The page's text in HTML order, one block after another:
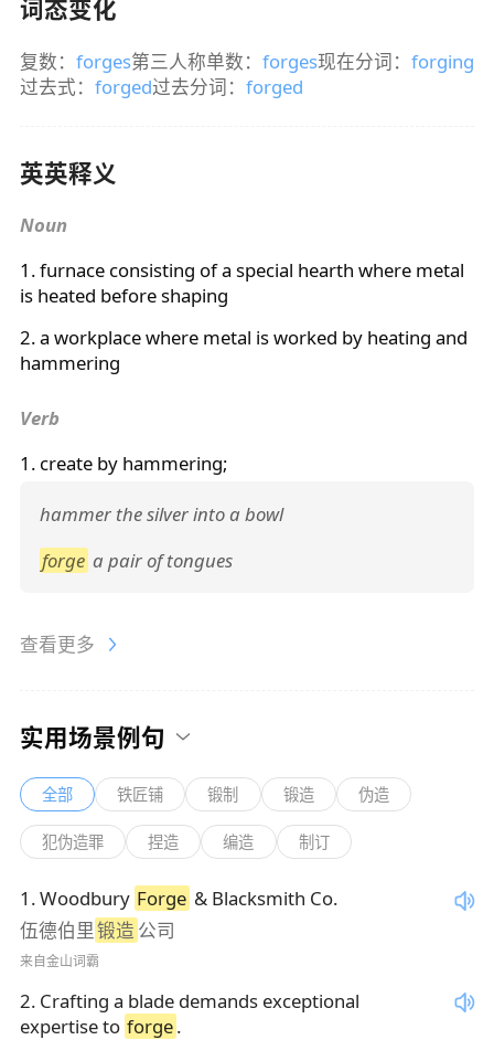
词态变化
复数： forges第三人称单数： forges现在分词： forging
过去式： forged过去分词： forged
英英释义
Noun
1. furnace consisting of a special hearth where metal
is heated before shaping
2. a workplace where metal is worked by heating and
hammering
Verb
1. create by hammering;
hammer the silver into a bowl
forge a pair of tongues
查看更多
实用场景例句
全部 铁匠铺 锻制 锻造 伪造
犯伪造罪 捏造 编造 制订
1 .Woodbury Forge & Blacksmith Co.
伍德伯里锻造 公司
来自金山词霸
2. Crafting a blade demands exceptional
expertise to forge.